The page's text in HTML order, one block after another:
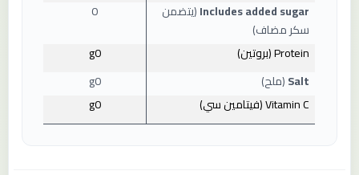
Includes added sugar(يتضمن
سكر مضاف)
0
Protein(بروتين) 0
g
Salt(ملح) 0
g
Vitamin C(فيتامين سي) 0
g